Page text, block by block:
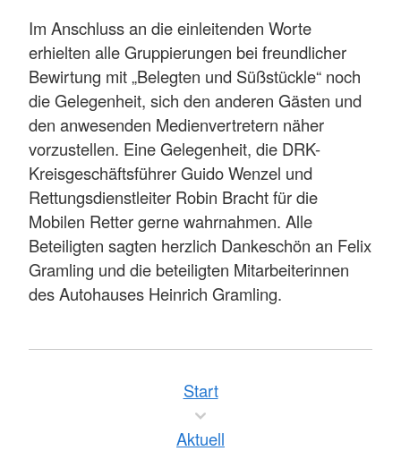
Im Anschluss an die einleitenden Worte
erhielten alle Gruppierungen bei freundlicher
Bewirtung mit „Belegten und Süßstückle“ noch
die Gelegenheit, sich den anderen Gästen und
den anwesenden Medienvertretern näher
vorzustellen. Eine Gelegenheit, die DRK-
Kreisgeschäftsführer Guido Wenzel und
Rettungsdienstleiter Robin Bracht für die
Mobilen Retter gerne wahrnahmen. Alle
Beteiligten sagten herzlich Dankeschön an Felix
Gramling und die beteiligten Mitarbeiterinnen
des Autohauses Heinrich Gramling.
Start
Aktuell